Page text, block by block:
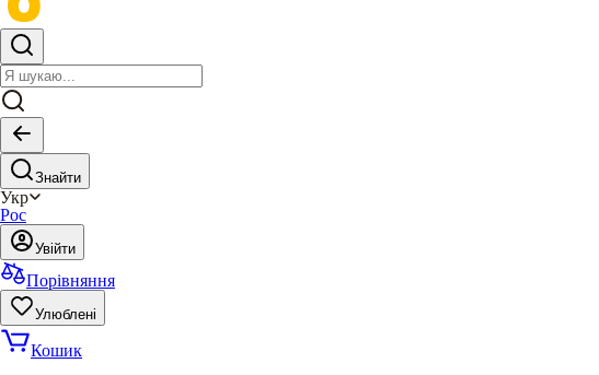
Знайти
Укр
Рос
Увійти
Порівняння
Улюблені
Кошик